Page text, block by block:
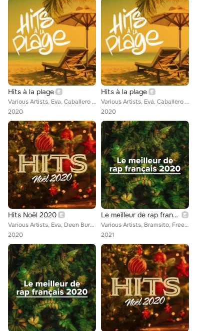
Hits à la plage
Various Artists, Eva, Caballero & JeanJass, Imen Es, Aloïse Sauvage, Hatik, Wejdene, Lorenzo, Vegedream, Clara Luciani, Vitaa, A...
2020
Hits à la plage
Various Artists, Eva, Caballero & JeanJass, Imen Es, Aloïse Sauvage, Hatik, Wejdene, Vegedream, Clara Luciani, Vitaa, Lorenzo, A...
2020
Hits Noël 2020
Various Artists, Eva, Deen Burbigo, Bolémvn, RK, Imen Es, SDM, Hatik, Sofiane, Wejdene, UZI, Green Montana, Dinos, Larry, Soolki...
2020
Le meilleur de rap français 2020
Various Artists, Bramsito, Freeze Corleone, Bolémvn, Caballero & JeanJass, RK, Gradur, SDM, Hatik, Wejdene, UZI, Maes, Soolking,...
2021